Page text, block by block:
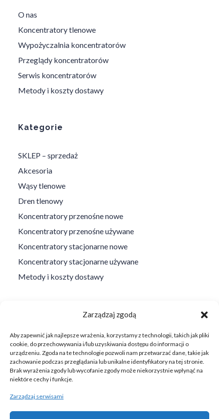
Zarządzaj zgodą
Aby zapewnić jak najlepsze wrażenia, korzystamy z technologii, takich jak pliki
cookie, do przechowywania i/lub uzyskiwania dostępu do informacji o
urządzeniu. Zgoda na te technologie pozwoli nam przetwarzać dane, takie jak
zachowanie podczas przeglądania lub unikalne identyfikatory na tej stronie.
Brak wyrażenia zgody lub wycofanie zgody może niekorzystnie wpłynąć na
niektóre cechy i funkcje.
Zarządzaj serwisami
O nas
Koncentratory tlenowe
Wypożyczalnia koncentratorów
Przeglądy koncentratorów
Serwis koncentratorów
Metody i koszty dostawy
Kategorie
SKLEP – sprzedaż
Akcesoria
Wąsy tlenowe
Dren tlenowy
Koncentratory przenośne nowe
Koncentratory przenośne używane
Koncentratory stacjonarne nowe
Koncentratory stacjonarne używane
Metody i koszty dostawy
Adres:ul. 3 Maja 19
05-080 Laski k/Warszawa
Telefon:+48 784 094 284
Email:biuro@elektrotechmed.pl